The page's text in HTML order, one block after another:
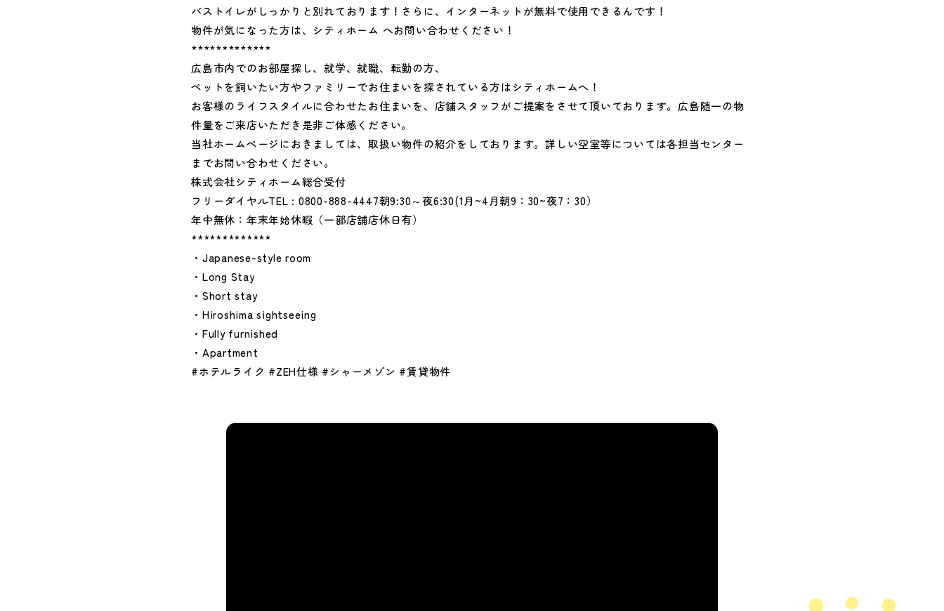
バストイレがしっかりと別れております！さらに、インターネットが無料で使用できるんです！
物件が気になった方は、シティホーム へお問い合わせください！
*************
広島市内でのお部屋探し、就学、就職、転勤の方、
ペットを飼いたい方やファミリーでお住まいを探されている方はシティホームへ！
お客様のライフスタイルに合わせたお住まいを、店舗スタッフがご提案をさせて頂いております。広島随一の物
件量をご来店いただき是非ご体感ください。
当社ホームページにおきましては、取扱い物件の紹介をしております。詳しい空室等については各担当センター
までお問い合わせください。
株式会社シティホーム総合受付
フリーダイヤルTEL : 0800-888-4447朝9:30～夜6:30(1月~4月朝9：30~夜7：30）
年中無休：年末年始休暇（一部店舗店休日有）
*************
・Japanese-style room
・Long Stay
・Short stay
・Hiroshima sightseeing
・Fully furnished
・Apartment
#ホテルライク #ZEH仕様 #シャーメゾン #賃貸物件